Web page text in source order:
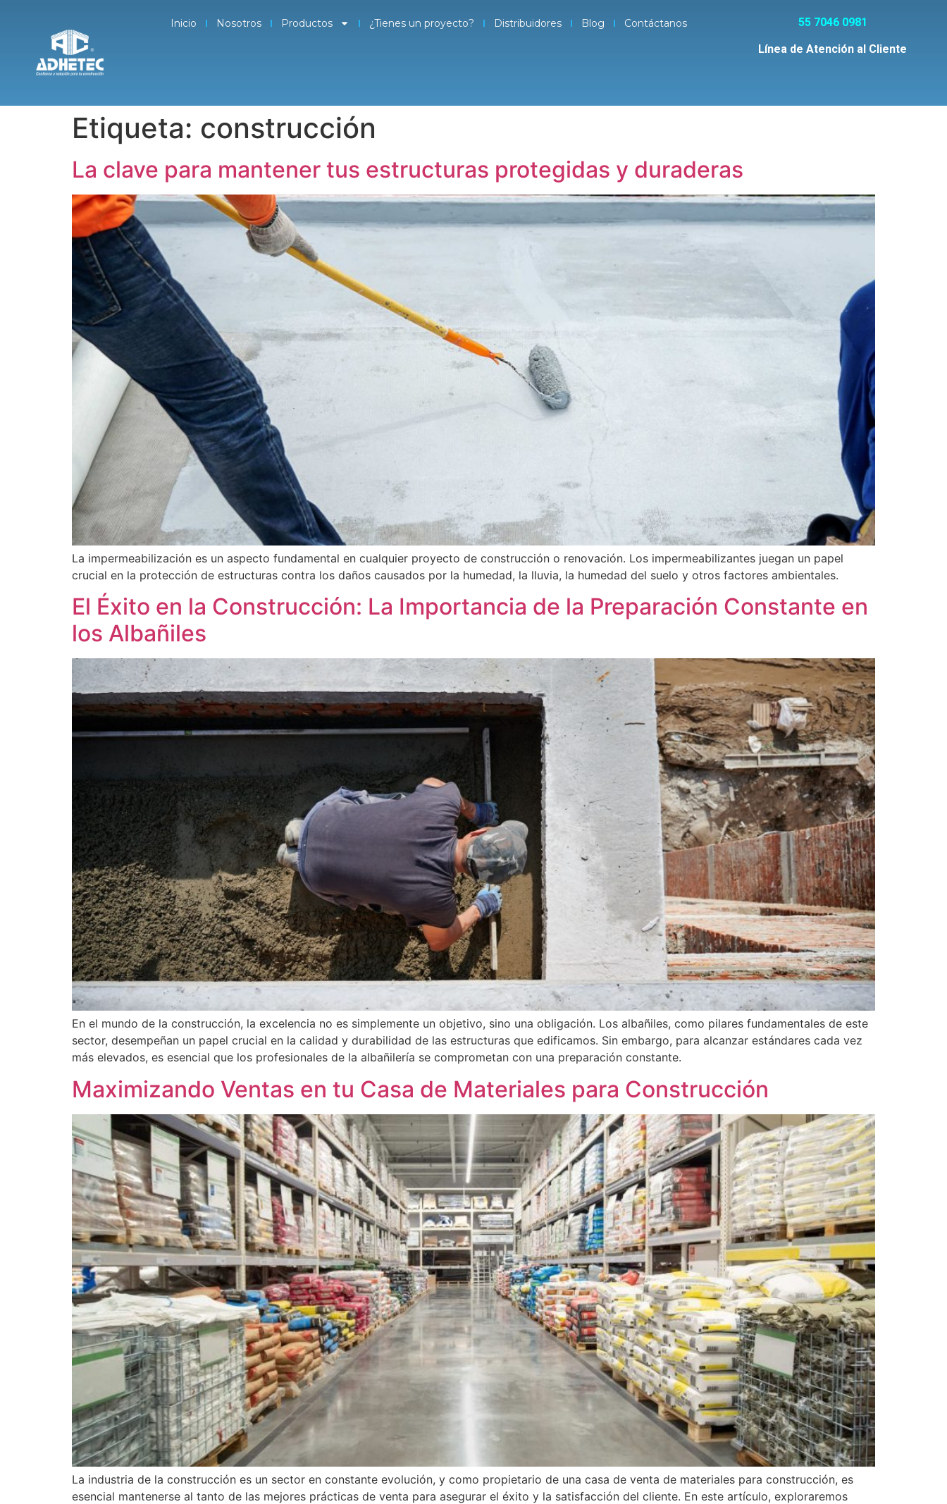
Inicio Nosotros Productos ¿Tienes un proyecto? Distribuidores Blog Contáctanos 55 7046 0981
Línea de Atención al Cliente
Etiqueta: construcción
La clave para mantener tus estructuras protegidas y duraderas
La impermeabilización es un aspecto fundamental en cualquier proyecto de construcción o renovación. Los impermeabilizantes juegan un papel
crucial en la protección de estructuras contra los daños causados por la humedad, la lluvia, la humedad del suelo y otros factores ambientales.
El Éxito en la Construcción: La Importancia de la Preparación Constante en
los Albañiles
En el mundo de la construcción, la excelencia no es simplemente un objetivo, sino una obligación. Los albañiles, como pilares fundamentales de este
sector, desempeñan un papel crucial en la calidad y durabilidad de las estructuras que edificamos. Sin embargo, para alcanzar estándares cada vez
más elevados, es esencial que los profesionales de la albañilería se comprometan con una preparación constante.
Maximizando Ventas en tu Casa de Materiales para Construcción
La industria de la construcción es un sector en constante evolución, y como propietario de una casa de venta de materiales para construcción, es
esencial mantenerse al tanto de las mejores prácticas de venta para asegurar el éxito y la satisfacción del cliente. En este artículo, exploraremos